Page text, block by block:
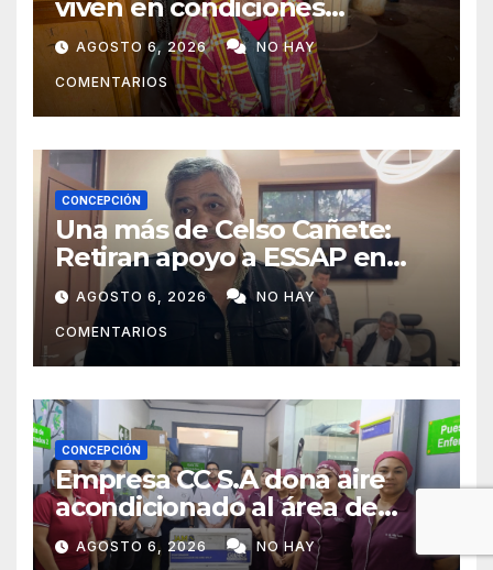
viven en condiciones
precarias y vecinos impulsan
campaña solidaria para
ayudarlas
AGOSTO 6, 2026 NO HAY
COMENTARIOS
CONCEPCIÓN
Una más de Celso Cañete:
Retiran apoyo a ESSAP en
Concepción
AGOSTO 6, 2026 NO HAY
COMENTARIOS
CONCEPCIÓN
Empresa CC S.A dona aire
acondicionado al área de
maternidad del IPS de
Concepción
AGOSTO 6, 2026 NO HAY